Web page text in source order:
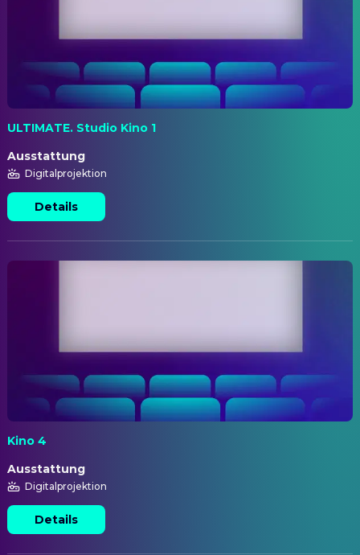
ULTIMATE. Studio Kino 1
Ausstattung
Digitalprojektion
Details
Kino 4
Ausstattung
Digitalprojektion
Details